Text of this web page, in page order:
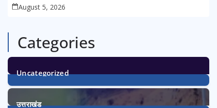
August 5, 2026
Categories
Uncategorized
1Post
उत्तराखंड